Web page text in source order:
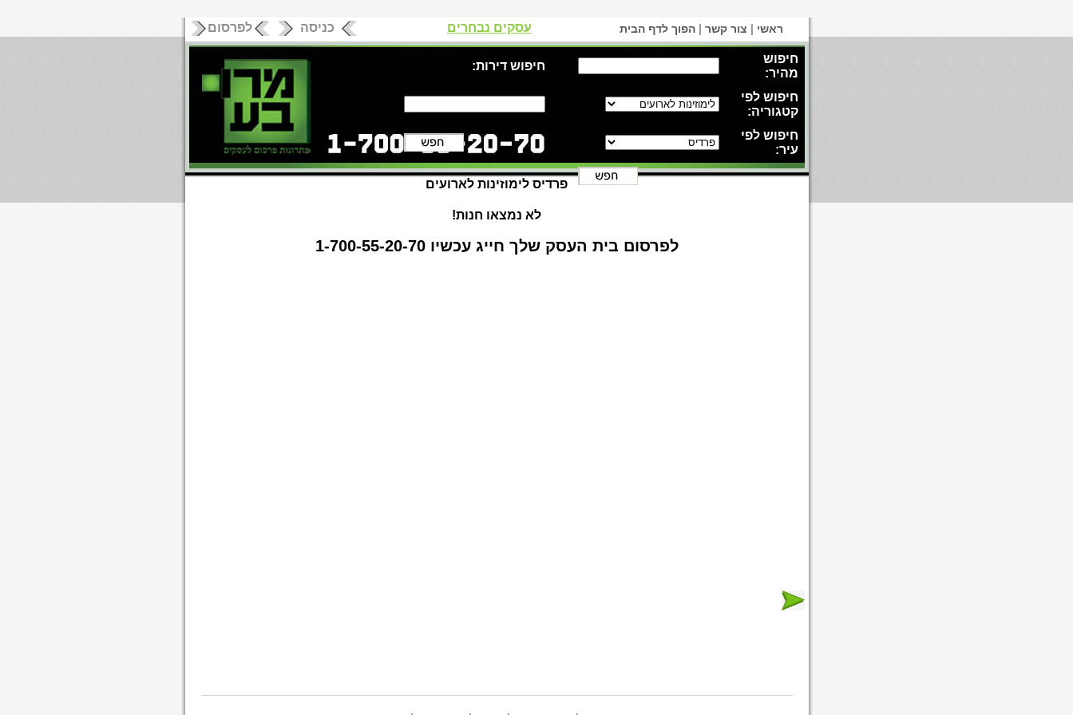
ראשי | צור קשר | הפוך לדף הבית לפרסום כניסה עסקים נבחרים
חיפוש
מהיר:
חיפוש דירות:
חיפוש לפי
קטגוריה:
חיפוש לפי
עיר:
פרדיס לימוזינות לארועים
לא נמצאו חנות!
לפרסום בית העסק שלך חייג עכשיו 1-700-55-20-70